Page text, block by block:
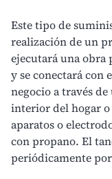
Este tipo de
realización de un
ejecutará una obra
y se conectará con
negocio a través
interior del hogar o
aparatos o
con propano. El
periódicamente